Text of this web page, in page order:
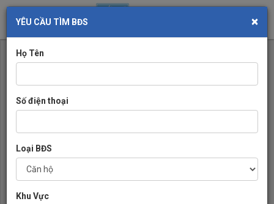
YÊU CẦU TÌM BĐS ×
Họ Tên
Số điện thoại
Loại BĐS
Khu Vực